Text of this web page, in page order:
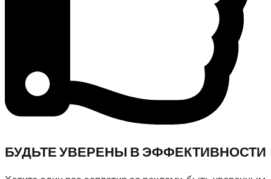
БУДЬТЕ УВЕРЕНЫ В ЭФФЕКТИВНОСТИ